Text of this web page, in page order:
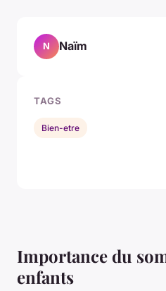
Importance du
enfants
N Naïm
TAGS
Bien-etre